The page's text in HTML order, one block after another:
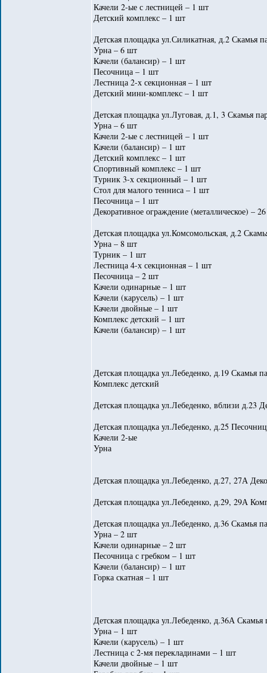
Качели 2-ые с лестницей – 1 шт
Детский комплекс – 1 шт
Детская площадка ул.Силикатная, д.2 Скамья
Урна – 6 шт
Качели (балансир) – 1 шт
Песочница – 1 шт
Лестница 2-х секционная – 1 шт
Детский мини-комплекс – 1 шт
Детская площадка ул.Луговая, д.1, 3 Скамья
Урна – 6 шт
Качели 2-ые с лестницей – 1 шт
Качели (балансир) – 1 шт
Детский комплекс – 1 шт
Спортивный комплекс – 1 шт
Турник 3-х секционный – 1 шт
Стол для малого тенниса – 1 шт
Песочница – 1 шт
Декоративное ограждение (металлическое) –
Детская площадка ул.Комсомольская, д.2
Урна – 8 шт
Турник – 1 шт
Лестница 4-х секционная – 1 шт
Песочница – 2 шт
Качели одинарные – 1 шт
Качели (карусель) – 1 шт
Качели двойные – 1 шт
Комплекс детский – 1 шт
Качели (балансир) – 1 шт
Детская площадка ул.Лебеденко, д.19 Скамья
Комплекс детский
Детская площадка ул.Лебеденко, вблизи д.23
Детская площадка ул.Лебеденко, д.25
Качели 2-ые
Урна
Детская площадка ул.Лебеденко, д.27, 27А
Детская площадка ул.Лебеденко, д.29, 29А
Детская площадка ул.Лебеденко, д.36 Скамья
Урна – 2 шт
Качели одинарные – 2 шт
Песочница с гребком – 1 шт
Качели (балансир) – 1 шт
Горка скатная – 1 шт
Детская площадка ул.Лебеденко, д.36А Скамья
Урна – 1 шт
Качели (карусель) – 1 шт
Лестница с 2-мя перекладинами – 1 шт
Качели двойные – 1 шт